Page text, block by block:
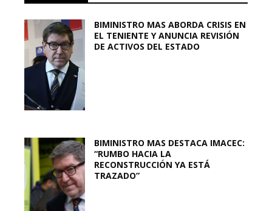
BIMINISTRO MAS ABORDA CRISIS EN
EL TENIENTE Y ANUNCIA REVISIÓN
DE ACTIVOS DEL ESTADO
BIMINISTRO MAS DESTACA IMACEC:
“RUMBO HACIA LA
RECONSTRUCCIÓN YA ESTÁ
TRAZADO”